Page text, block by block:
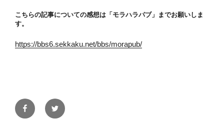
こちらの記事についての感想は「モラハラパブ」までお願いしま
す。
https://bbs6.sekkaku.net/bbs/morapub/
FacebookTwitter